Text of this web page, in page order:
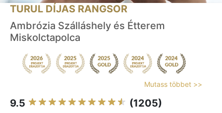
TURUL DÍJAS RANGSOR
Ambrózia Szálláshely és Étterem
Miskolctapolca
Mutass többet >>
9.5 (1205)